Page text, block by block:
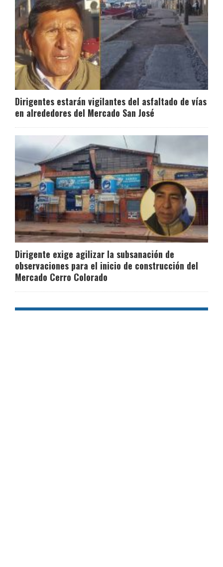
Dirigentes estarán vigilantes del asfaltado de vías
en alrededores del Mercado San José
Dirigente exige agilizar la subsanación de
observaciones para el inicio de construcción del
Mercado Cerro Colorado